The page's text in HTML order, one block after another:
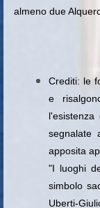
almeno due
Crediti: le
e
segnalate
apposita
"I luoghi
simbolo
Uberti-